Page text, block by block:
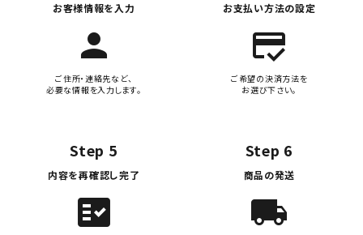
お客様情報を入力
person
ご住所・連絡先など、
必要な情報を入力します。
お支払い方法の設定
credit_score
ご希望の決済方法を
お選び下さい。
Step 5
内容を再確認し完了
fact_check
Step 6
商品の発送
local_shipping